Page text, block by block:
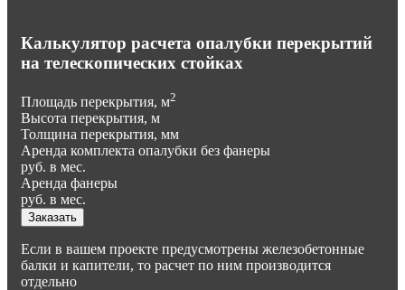
Калькулятор расчета опалубки перекрытий
на телескопических стойках
Площадь перекрытия, м2
Высота перекрытия, м
Толщина перекрытия, мм
Аренда комплекта опалубки без фанеры
руб. в мес.
Аренда фанеры
руб. в мес.
Заказать
Если в вашем проекте предусмотрены железобетонные
балки и капители, то расчет по ним производится
отдельно